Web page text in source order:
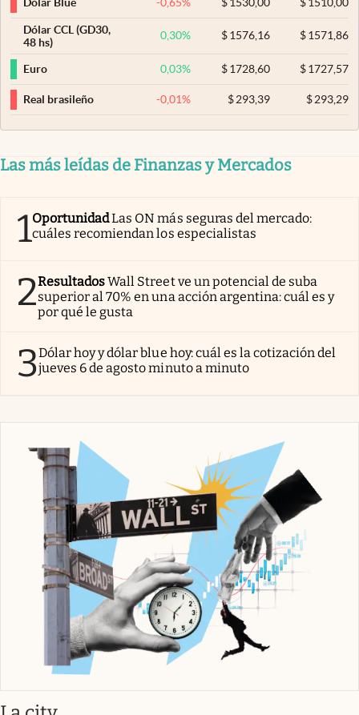
Dólar Blue
Dólar CCL (GD30,
48 hs)
0,30% $ 1576,16 $1571,86
Euro 0,03% $ 1728,60 $1727,57
Real brasileño -0,01% $ 293,39 $293,29
Las más leídas de Finanzas y Mercados
1OportunidadLas ON más seguras del mercado:
cuáles recomiendan los especialistas
2ResultadosWall Street ve un potencial de suba
superior al 70% en una acción argentina: cuál es y
por qué le gusta
3Dólar hoy y dólar blue hoy: cuál es la cotización del
jueves 6 de agosto minuto a minuto